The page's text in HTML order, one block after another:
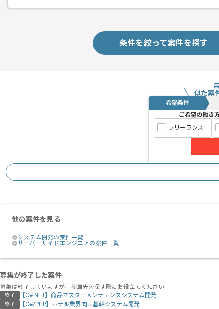
条件を絞って案件を探す
似た案
希望条件
ご希望の働き
フリーランス
他の案件を見る
システム開発の案件一覧
サーバーサイドエンジニアの案件一覧
募集が終了した案件
募集は終了していますが、参画先を探す際にお役立てください
終了 【C#.NET】商品マスターメンテナンスシステム開発
終了 【C#/PHP】ホテル業界向け基幹システム開発